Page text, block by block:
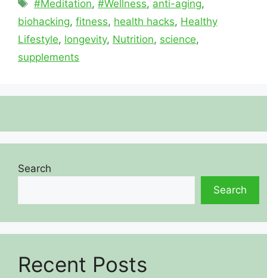
#Meditation,#Wellness, anti-aging,
biohacking, fitness, health hacks, Healthy
Lifestyle, longevity, Nutrition, science,
supplements
Search
Search
Recent Posts